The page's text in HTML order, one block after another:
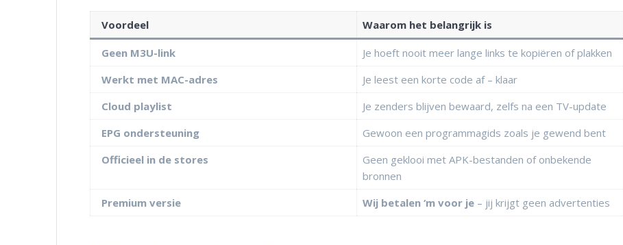
Voordeel Waarom het belangrijk is
Geen M3U-link
Je hoeft nooit meer lange links te kopiëren of plakken
Werkt met MAC-adres
Je leest een korte code af – klaar
Cloud playlist
Je zenders blijven bewaard, zelfs na een TV-update
EPG ondersteuning
Gewoon een programmagids zoals je gewend bent
Officieel in de stores
Geen geklooi met APK-bestanden of onbekende
bronnen
Premium versie
Wij betalen ‘m voor je– jij krijgt geen advertenties